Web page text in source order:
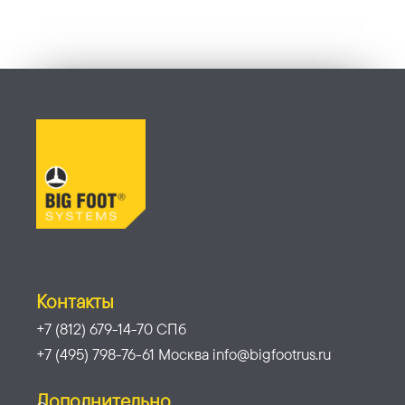
Контакты
+7 (812) 679-14-70 СПб
+7 (495) 798-76-61 Москва info@bigfootrus.ru